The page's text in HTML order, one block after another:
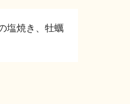
塩焼き、牡蠣